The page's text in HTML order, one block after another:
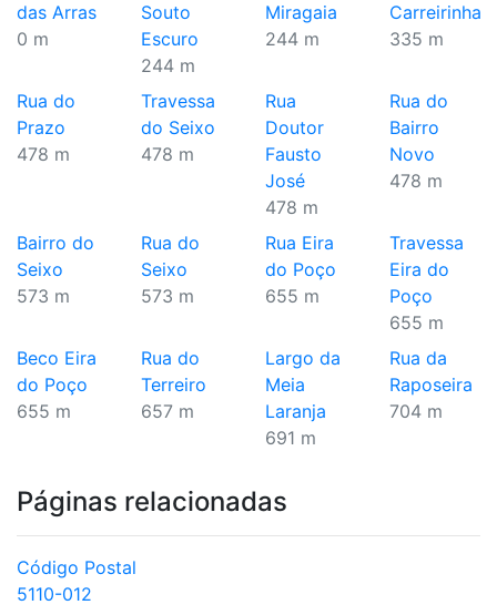
das Arras
0 m
Souto
Escuro
244 m
Miragaia
244 m
Carreirinha
335 m
Rua do
Prazo
478 m
Travessa
do Seixo
478 m
Rua
Doutor
Fausto
José
478 m
Rua do
Bairro
Novo
478 m
Bairro do
Seixo
573 m
Rua do
Seixo
573 m
Rua Eira
do Poço
655 m
Travessa
Eira do
Poço
655 m
Beco Eira
do Poço
655 m
Rua do
Terreiro
657 m
Largo da
Meia
Laranja
691 m
Rua da
Raposeira
704 m
Páginas relacionadas
Código Postal
5110-012